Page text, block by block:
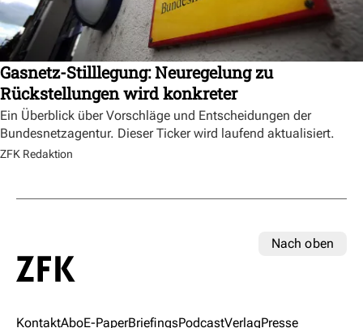
Gasnetz-Stilllegung: Neuregelung zu
Rückstellungen wird konkreter
Ein Überblick über Vorschläge und Entscheidungen der
Bundesnetzagentur. Dieser Ticker wird laufend aktualisiert.
ZFK Redaktion
Nach oben
KontaktAboE-PaperBriefingsPodcastVerlagPresse